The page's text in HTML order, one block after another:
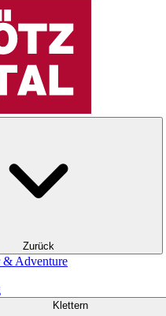
Zurück
& Adventure
Klettern